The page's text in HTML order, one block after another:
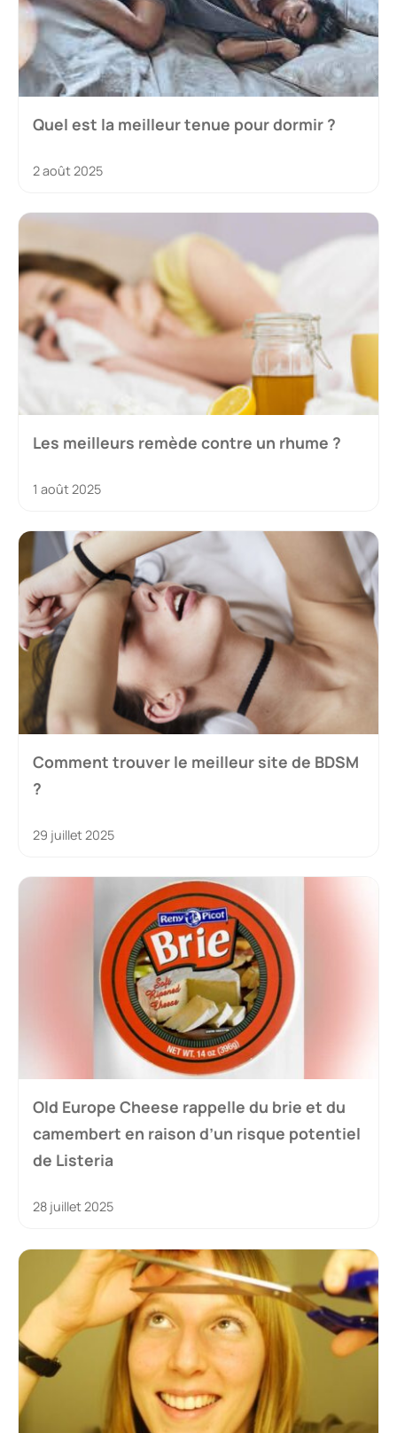
Quel est la meilleur tenue pour dormir ?
2 août 2025
Les meilleurs remède contre un rhume ?
1 août 2025
Comment trouver le meilleur site de BDSM
?
29 juillet 2025
Old Europe Cheese rappelle du brie et du
camembert en raison d’un risque potentiel
de Listeria
28 juillet 2025